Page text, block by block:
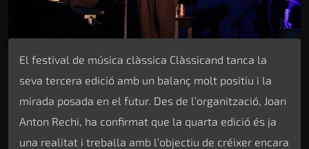
El festival de música clàssica Clàssicand tanca la
seva tercera edició amb un balanç molt positiu i la
mirada posada en el futur. Des de l’organització, Joan
Anton Rechi, ha confirmat que la quarta edició és ja
una realitat i treballa amb l’objectiu de créixer encara